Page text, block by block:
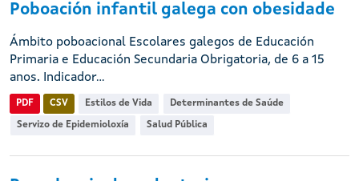
Poboación infantil galega con obesidade
Ámbito poboacional Escolares galegos de Educación
Primaria e Educación Secundaria Obrigatoria, de 6 a 15
anos. Indicador...
PDF CSV Estilos de Vida Determinantes de Saúde
Servizo de Epidemioloxía Salud Pública